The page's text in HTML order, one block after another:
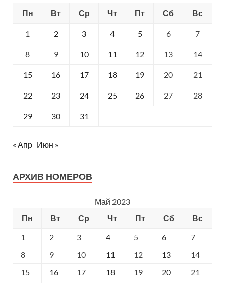
Пн
Вт Ср Чт Пт Сб Вс
1 2 3 4 5 6 7
8 9 10 11 12 13 14
15 16 17 18 19 20 21
22 23 24 25 26 27 28
29 30 31
« Апр Июн »
АРХИВ НОМЕРОВ
Май 2023
Пн
Вт Ср Чт Пт Сб
Вс
1
2 3 4 5 6
7
8
9 10 11 12 13
14
15
16 17 18 19 20
21